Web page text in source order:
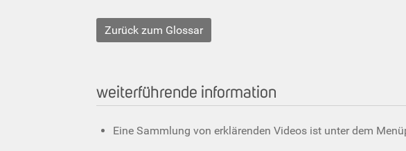
Zurück zum Glossar
weiterführende information
Eine Sammlung von erklärenden Videos ist unter dem